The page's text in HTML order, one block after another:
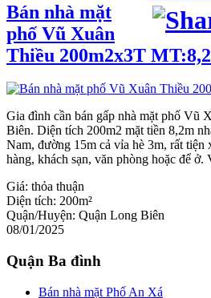
Bán nhà mặt
phố Vũ Xuân
Thiều 200m2x3T
Gia đình cần bán gấp nhà mặt phố Vũ
Biên. Diện tích 200m2 mặt tiền 8,2m
Nam, đường 15m cả vỉa hè 3m, rất tiện
hàng, khách sạn, văn phòng hoặc để ở.
Giá: thỏa thuận
Diện tích: 200m²
Quận/Huyện: Quận Long Biên
08/01/2025
Quận Ba đình
Bán nhà mặt Phố An Xá